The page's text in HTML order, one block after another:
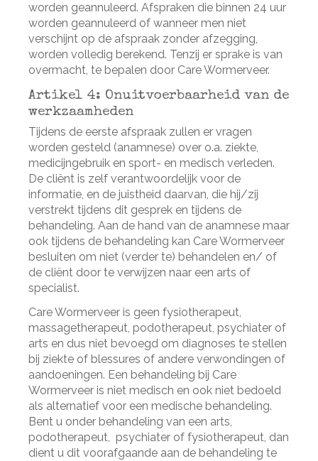
worden geannuleerd. Afspraken die binnen 24 uur
worden geannuleerd of wanneer men niet
verschijnt op de afspraak zonder afzegging,
worden volledig berekend. Tenzij er sprake is van
overmacht, te bepalen door Care Wormerveer.
Artikel 4: Onuitvoerbaarheid van de
werkzaamheden
Tijdens de eerste afspraak zullen er vragen
worden gesteld (anamnese) over o.a. ziekte,
medicijngebruik en sport- en medisch verleden.
De cliënt is zelf verantwoordelijk voor de
informatie, en de juistheid daarvan, die hij/zij
verstrekt tijdens dit gesprek en tijdens de
behandeling. Aan de hand van de anamnese maar
ook tijdens de behandeling kan Care Wormerveer
besluiten om niet (verder te) behandelen en/ of
de cliënt door te verwijzen naar een arts of
specialist.
Care Wormerveer is geen fysiotherapeut,
massagetherapeut, podotherapeut, psychiater of
arts en dus niet bevoegd om diagnoses te stellen
bij ziekte of blessures of andere verwondingen of
aandoeningen. Een behandeling bij Care
Wormerveer is niet medisch en ook niet bedoeld
als alternatief voor een medische behandeling.
Bent u onder behandeling van een arts,
podotherapeut, psychiater of fysiotherapeut, dan
dient u dit voorafgaande aan de behandeling te